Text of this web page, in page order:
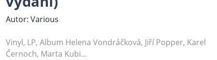
Autor: Various
Vinyl, LP, Album Helena Vondráčková, Jiří Popper, Karel
Černoch, Marta Kubi...